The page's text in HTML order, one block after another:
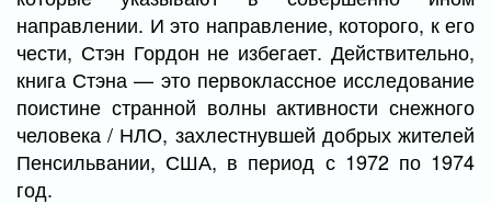
направлении. И это направление, которого, к его
чести, Стэн Гордон не избегает. Действительно,
книга Стэна — это первоклассное исследование
поистине странной волны активности снежного
человека / НЛО, захлестнувшей добрых жителей
Пенсильвании, США, в период с 1972 по 1974
год.